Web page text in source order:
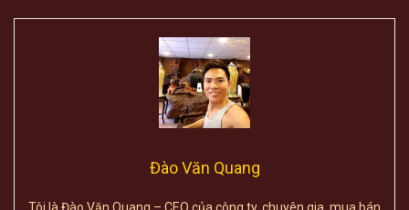
Đào Văn Quang
Tôi là Đào Văn Quang – CEO của công ty, chuyên gia mua bán